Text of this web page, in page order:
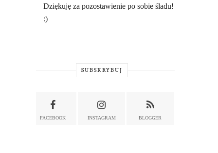
Dziękuję za pozostawienie po sobie śladu!
:)
SUBSKRYBUJ
FACEBOOK INSTAGRAM BLOGGER